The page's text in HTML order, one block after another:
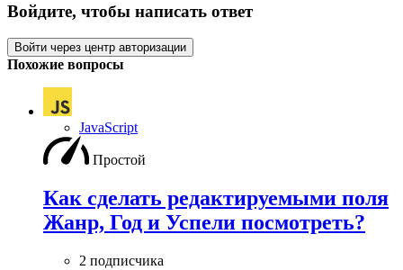
Войдите, чтобы написать ответ
Войти через центр авторизации
Похожие вопросы
JavaScript
Простой
Как сделать редактируемыми поля
Жанр, Год и Успели посмотреть?
2 подписчика